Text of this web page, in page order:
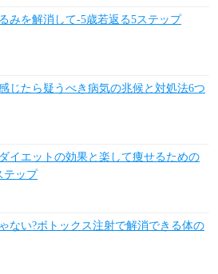
みを解消して-5歳若返る5ステップ
じたら疑うべき病気の兆候と対処法6つ
イエットの効果と楽して痩せるための
テップ
ない?ボトックス注射で解消できる体の